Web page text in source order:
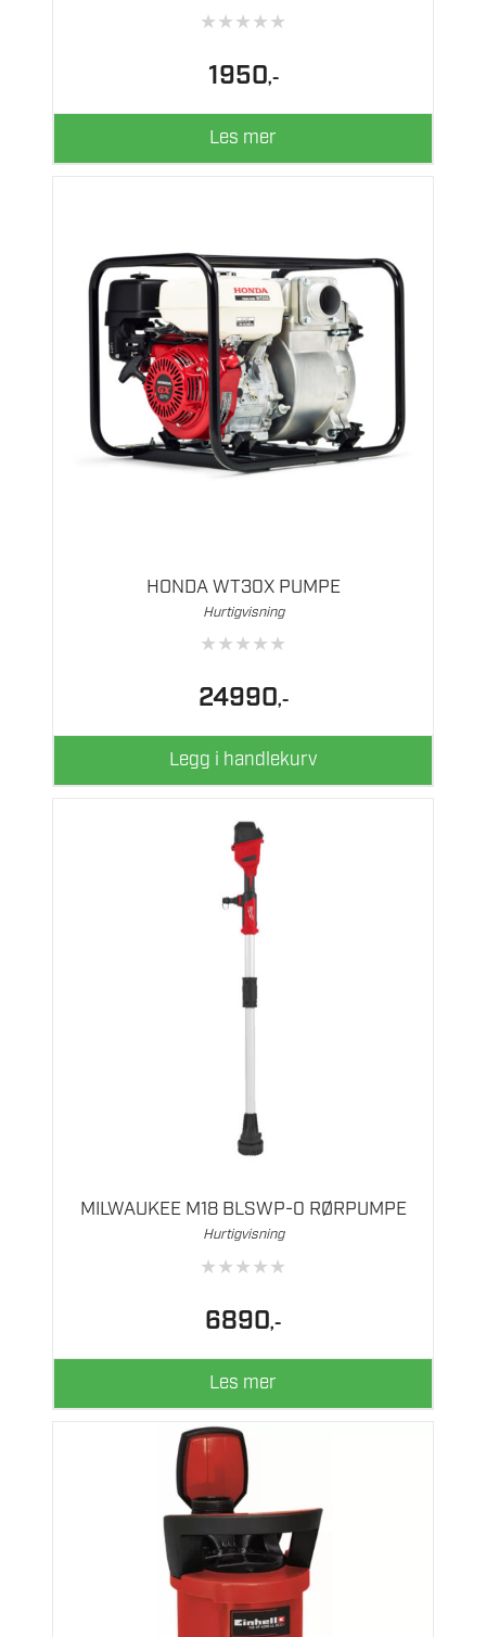
★★★★★
1950,-
Les mer
HONDA WT30X PUMPE
Hurtigvisning
★★★★★
24990,-
Legg i handlekurv
MILWAUKEE M18 BLSWP-0 RØRPUMPE
Hurtigvisning
★★★★★
6890,-
Les mer